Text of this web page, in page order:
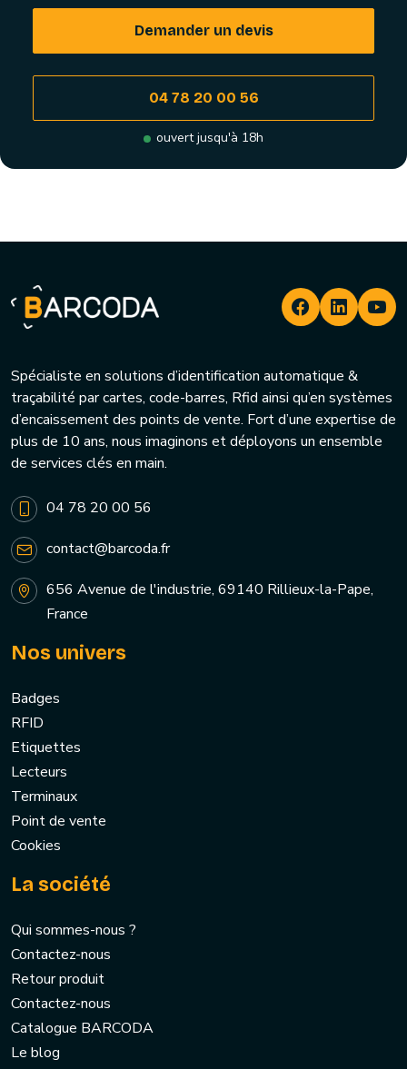
Demander un devis
04 78 20 00 56
ouvert jusqu'à 18h
Spécialiste en solutions d’identification automatique &
traçabilité par cartes, code-barres, Rfid ainsi qu’en systèmes
d’encaissement des points de vente. Fort d’une expertise de
plus de 10 ans, nous imaginons et déployons un ensemble
de services clés en main.
04 78 20 00 56
contact@barcoda.fr
656 Avenue de l'industrie, 69140 Rillieux-la-Pape,
France
Nos univers
Badges
RFID
Etiquettes
Lecteurs
Terminaux
Point de vente
Cookies
La société
Qui sommes-nous ?
Contactez-nous
Retour produit
Contactez-nous
Catalogue BARCODA
Le blog